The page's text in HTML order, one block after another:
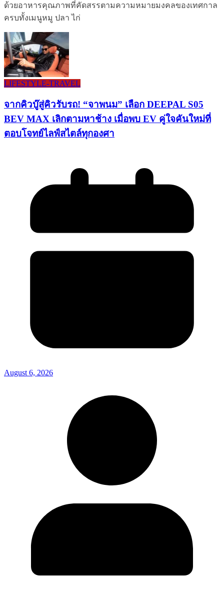
ด้วยอาหารคุณภาพที่คัดสรรตามความหมายมงคลของเทศกาล
ครบทั้งเมนูหมู ปลา ไก่
LIFESTYLE​-TRAVEL​
จากคิวบู๊สู่คิวรับรถ! “จาพนม” เลือก DEEPAL S05
BEV MAX เลิกตามหาช้าง เมื่อพบ EV คู่ใจคันใหม่ที่
ตอบโจทย์ไลฟ์สไตล์ทุกองศา
August 6, 2026